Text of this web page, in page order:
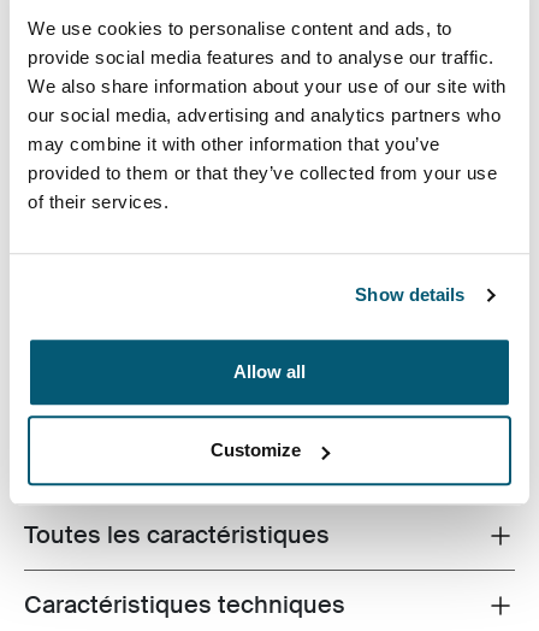
We use cookies to personalise content and ads, to
provide social media features and to analyse our traffic.
We also share information about your use of our site with
our social media, advertising and analytics partners who
may combine it with other information that you’ve
provided to them or that they’ve collected from your use
of their services.
Show details
Allow all
Customize
Couleur
Case Logic Bryker Camera/Drone Medium Backpack Noir
Toggle features
Toutes les caractéristiques
Toggle techspec
Caractéristiques techniques